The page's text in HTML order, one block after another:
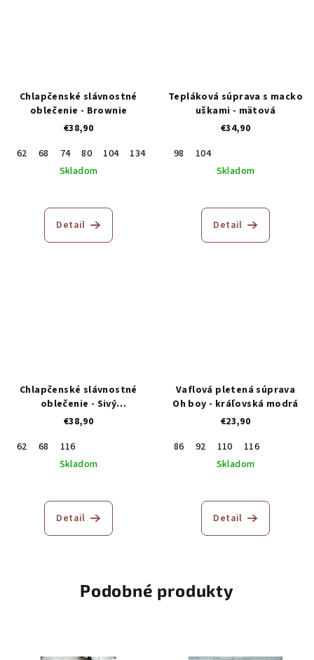
Chlapčenské slávnostné
oblečenie - Brownie
€38,90
62
68 74 80 104 134
146
Skladom
Detail
Tepláková súprava s macko
uškami - mätová
€34,90
98
104
Skladom
hodnotenie
produktu
Detail
Chlapčenské slávnostné
oblečenie - Sivý
trojkomplet
€38,90
62
68
116
Skladom
Detail
Vaflová pletená súprava
Oh boy - kráľovská modrá
€23,90
86
92 110
116
Skladom
Detail
Podobné produkty